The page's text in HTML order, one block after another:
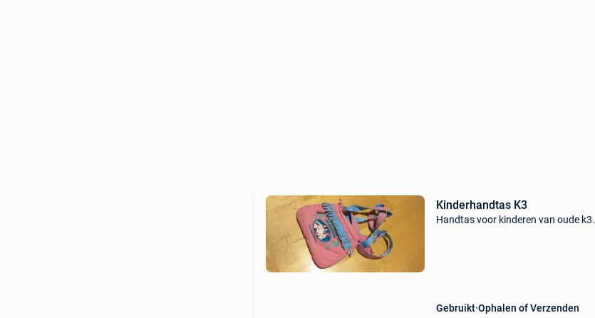
Kinderhandtas K3
Handtas voor kinderen van oude k3.
Gebruikt Ophalen of Verzenden